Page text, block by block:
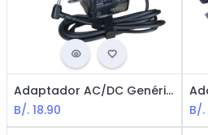
Adaptador AC/DC Genérico compatible para ASUS Cargador 19V1.75A / Tip 4.0*1.35mm
B/. 18.90
B/.